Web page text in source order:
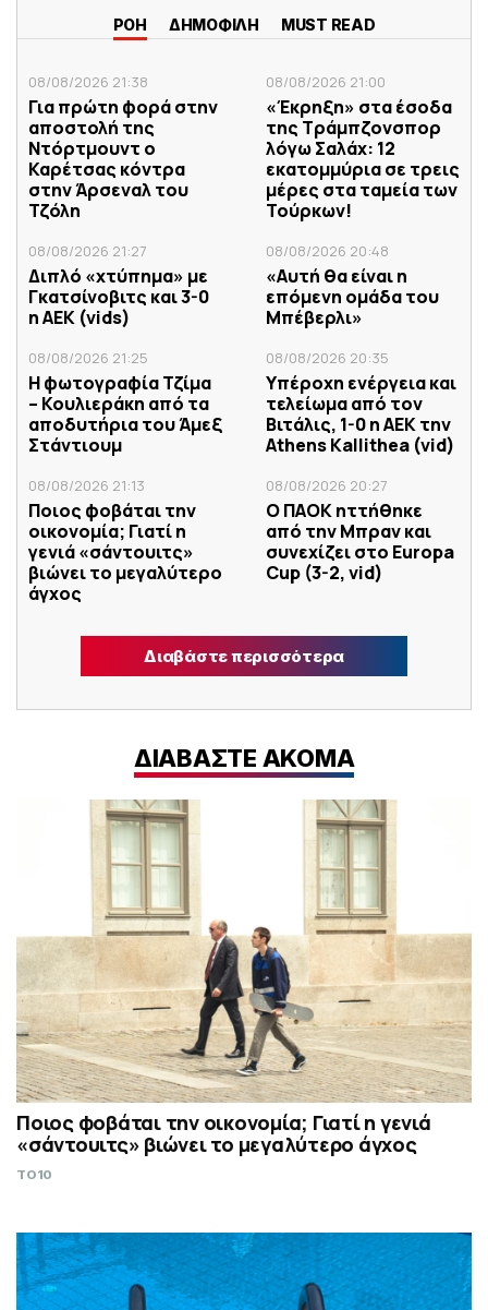
ΡΟΗ ΔΗΜΟΦΙΛΗ MUST READ
08/08/2026 21:38
Για πρώτη φορά στην
αποστολή της
Ντόρτμουντ ο
Καρέτσας κόντρα
στην Άρσεναλ του
Τζόλη
08/08/2026 21:27
Διπλό «χτύπημα» με
Γκατσίνοβιτς και 3-0
η ΑΕΚ (vids)
08/08/2026 21:25
Η φωτογραφία Τζίμα
– Κουλιεράκη από τα
αποδυτήρια του Άμεξ
Στάντιουμ
08/08/2026 21:13
Ποιος φοβάται την
οικονομία; Γιατί η
γενιά «σάντουιτς»
βιώνει το μεγαλύτερο
άγχος
08/08/2026 21:00
«Έκρηξη» στα έσοδα
της Τράμπζονσπορ
λόγω Σαλάχ: 12
εκατομμύρια σε τρεις
μέρες στα ταμεία των
Τούρκων!
08/08/2026 20:48
«Αυτή θα είναι η
επόμενη ομάδα του
Μπέβερλι»
08/08/2026 20:35
Υπέροχη ενέργεια και
τελείωμα από τον
Βιτάλις, 1-0 η ΑΕΚ την
Athens Kallithea (vid)
08/08/2026 20:27
Ο ΠΑΟΚ ηττήθηκε
από την Μπραν και
συνεχίζει στο Europa
Cup (3-2, vid)
Διαβάστε περισσότερα
ΔΙΑΒΑΣΤΕ ΑΚΟΜΑ
Ποιος φοβάται την οικονομία; Γιατί η γενιά
«σάντουιτς» βιώνει το μεγαλύτερο άγχος
TO10